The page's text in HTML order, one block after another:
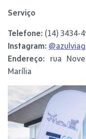
Serviço
Telefone: (14) 3434-
Instagram:
Endereço: rua
Marília